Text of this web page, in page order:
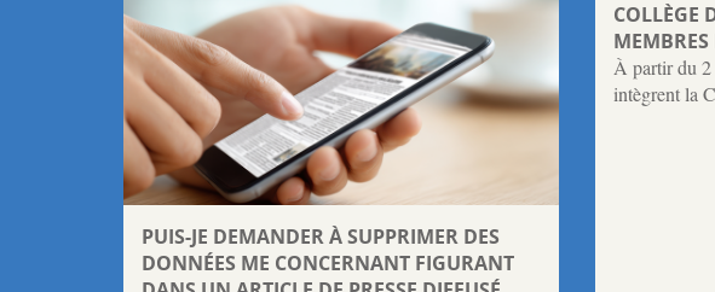
PUIS-JE DEMANDER À SUPPRIMER DES
DONNÉES ME CONCERNANT FIGURANT
COLLÈGE
À partir du 2
intègrent la